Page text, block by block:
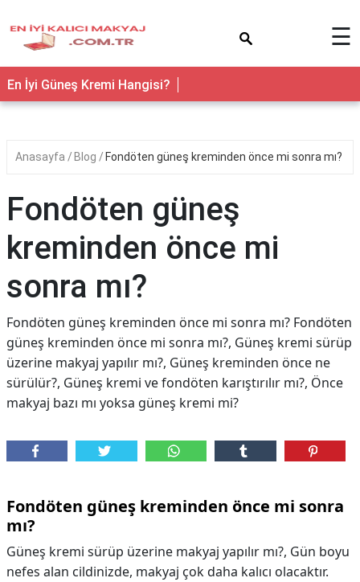
☰
En İyi Güneş Kremi Hangisi?
Anasayfa Blog Fondöten güneş kreminden önce mi sonra mı?
Fondöten güneş
kreminden önce mi
sonra mı?
Fondöten güneş kreminden önce mi sonra mı? Fondöten
güneş kreminden önce mi sonra mı?, Güneş kremi sürüp
üzerine makyaj yapılır mı?, Güneş kreminden önce ne
sürülür?, Güneş kremi ve fondöten karıştırılır mı?, Önce
makyaj bazı mı yoksa güneş kremi mi?
Fondöten güneş kreminden önce mi sonra
mı?
Güneş kremi sürüp üzerine makyaj yapılır mı?, Gün boyu
nefes alan cildinizde, makyaj çok daha kalıcı olacaktır.